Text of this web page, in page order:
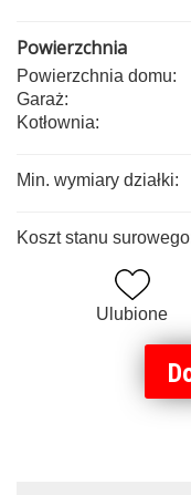
Powierzchnia
Powierzchnia domu:
Garaż:
Kotłownia:
Min. wymiary działki:
Koszt stanu
Ulubione